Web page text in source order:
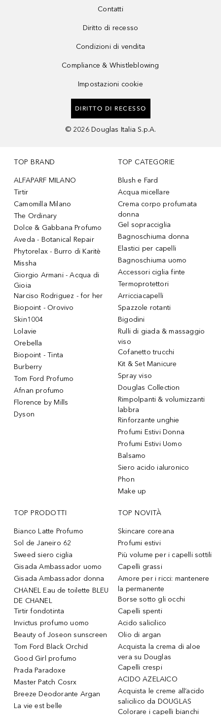
Contatti
Diritto di recesso
Condizioni di vendita
Compliance & Whistleblowing
Impostazioni cookie
DIRITTO DI RECESSO
© 2026 Douglas Italia S.p.A.
TOP BRAND
ALFAPARF MILANO
Tirtir
Camomilla Milano
The Ordinary
Dolce & Gabbana Profumo
Aveda - Botanical Repair
Phytorelax - Burro di Karitè
Missha
Giorgio Armani - Acqua di
Gioia
Narciso Rodriguez - for her
Biopoint - Orovivo
Skin1004
Lolavie
Orebella
Biopoint - Tinta
Burberry
Tom Ford Profumo
Afnan profumo
Florence by Mills
Dyson
TOP CATEGORIE
Blush e Fard
Acqua micellare
Crema corpo profumata
donna
Gel sopracciglia
Bagnoschiuma donna
Elastici per capelli
Bagnoschiuma uomo
Accessori ciglia finte
Termoprotettori
Arricciacapelli
Spazzole rotanti
Bigodini
Rulli di giada & massaggio
viso
Cofanetto trucchi
Kit & Set Manicure
Spray viso
Douglas Collection
Rimpolpanti & volumizzanti
labbra
Rinforzante unghie
Profumi Estivi Donna
Profumi Estivi Uomo
Balsamo
Siero acido ialuronico
Phon
Make up
TOP PRODOTTI
Bianco Latte Profumo
Sol de Janeiro 62
Sweed siero ciglia
Gisada Ambassador uomo
Gisada Ambassador donna
CHANEL Eau de toilette BLEU
DE CHANEL
Tirtir fondotinta
Invictus profumo uomo
Beauty of Joseon sunscreen
Tom Ford Black Orchid
Good Girl profumo
Prada Paradoxe
Master Patch Cosrx
Breeze Deodorante Argan
La vie est belle
TOP NOVITÀ
Skincare coreana
Profumi estivi
Più volume per i capelli sottili
Capelli grassi
Amore per i ricci: mantenere
la permanente
Borse sotto gli occhi
Capelli spenti
Acido salicilico
Olio di argan
Acquista la crema di aloe
vera su Douglas
Capelli crespi
ACIDO AZELAICO
Acquista le creme all’acido
salicilico da DOUGLAS
Colorare i capelli bianchi